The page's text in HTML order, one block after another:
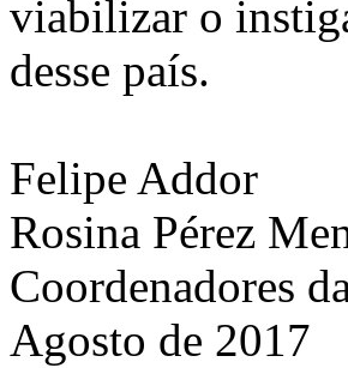
viabilizar o
desse país.
Felipe Addor
Rosina Pérez
Coordenadores
Agosto de 2017